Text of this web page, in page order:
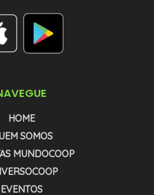
HOME
SOMOS
MUNDOCOOP
EVENTOS